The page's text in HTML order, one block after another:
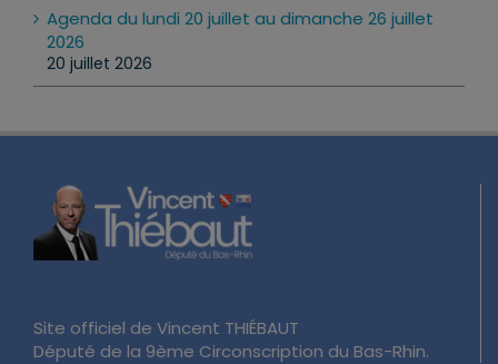
Agenda du lundi 20 juillet au dimanche 26 juillet
2026
20 juillet 2026
Site officiel de Vincent THIÉBAUT
Député de la 9ème Circonscription du Bas-Rhin.